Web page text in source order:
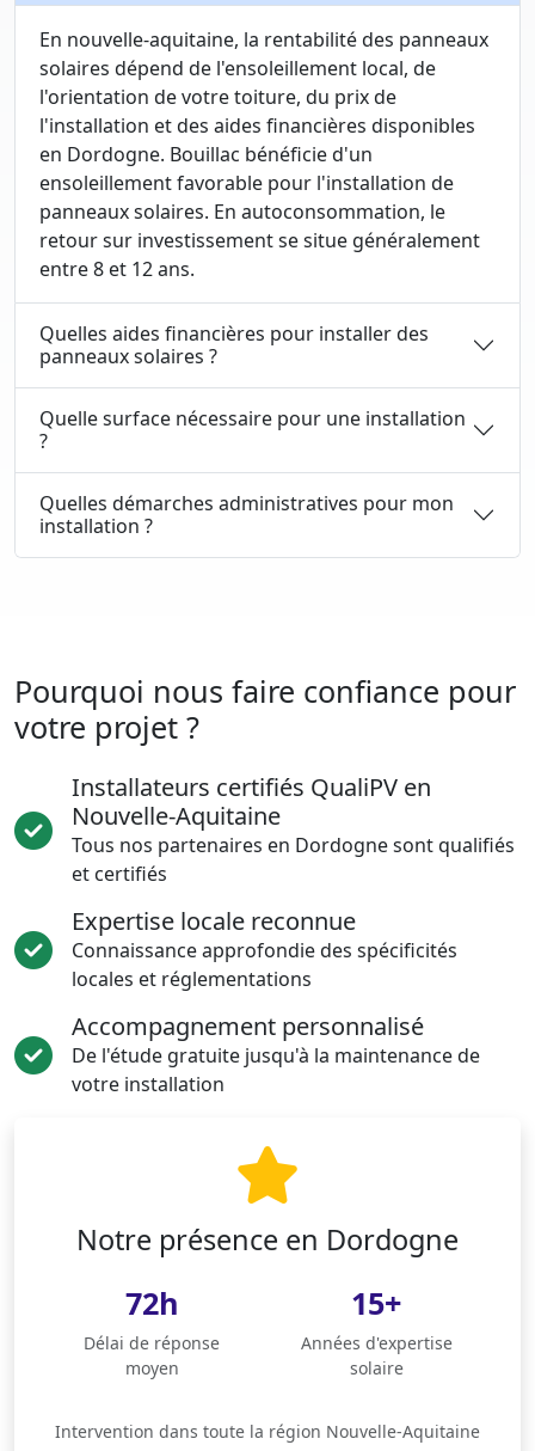
En nouvelle-aquitaine, la rentabilité des panneaux
solaires dépend de l'ensoleillement local, de
l'orientation de votre toiture, du prix de
l'installation et des aides financières disponibles
en Dordogne. Bouillac bénéficie d'un
ensoleillement favorable pour l'installation de
panneaux solaires. En autoconsommation, le
retour sur investissement se situe généralement
entre 8 et 12 ans.
Quelles aides financières pour installer des
panneaux solaires ?
Quelle surface nécessaire pour une installation
?
Quelles démarches administratives pour mon
installation ?
Pourquoi nous faire confiance pour
votre projet ?
Installateurs certifiés QualiPV en
Nouvelle-Aquitaine
Tous nos partenaires en Dordogne sont qualifiés
et certifiés
Expertise locale reconnue
Connaissance approfondie des spécificités
locales et réglementations
Accompagnement personnalisé
De l'étude gratuite jusqu'à la maintenance de
votre installation
Notre présence en Dordogne
72h
Délai de réponse
moyen
15+
Années d'expertise
solaire
Intervention dans toute la région Nouvelle-Aquitaine